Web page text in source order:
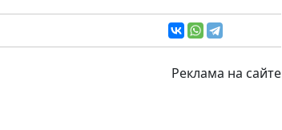
Реклама на сайте